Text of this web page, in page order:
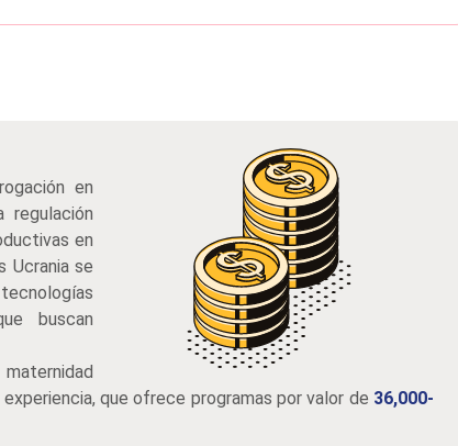
en
regulación
en
Ucrania se
buscan
que ofrece programas por valor de 36,000-